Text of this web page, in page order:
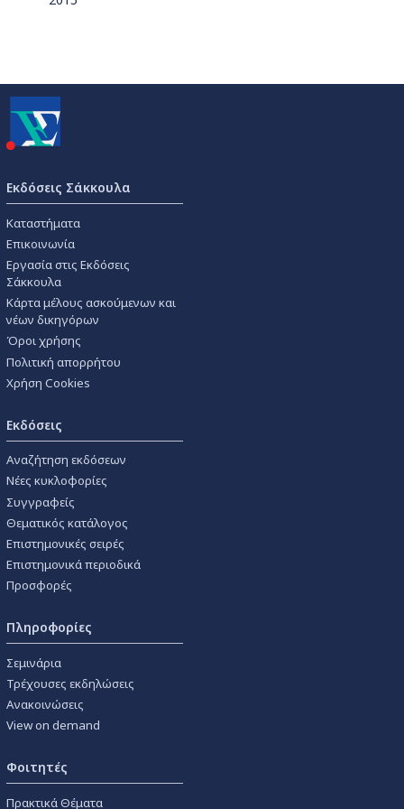
Εκδόσεις Σάκκουλα
Καταστήματα
Επικοινωνία
Εργασία στις Εκδόσεις
Σάκκουλα
Κάρτα μέλους ασκούμενων και
νέων δικηγόρων
Όροι χρήσης
Πολιτική απορρήτου
Χρήση Cookies
Εκδόσεις
Αναζήτηση εκδόσεων
Νέες κυκλοφορίες
Συγγραφείς
Θεματικός κατάλογος
Επιστημονικές σειρές
Επιστημονικά περιοδικά
Προσφορές
Πληροφορίες
Σεμινάρια
Τρέχουσες εκδηλώσεις
Ανακοινώσεις
View on demand
Φοιτητές
Πρακτικά Θέματα